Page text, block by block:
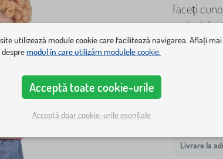
Faceți
material
Harry
Livrare la
utilizează module cookie care facilitează navigarea. Aflați mai
modul în care utilizăm modulele cookie.
Acceptă toate cookie-urile
Acceptă doar cookie-urile esențiale